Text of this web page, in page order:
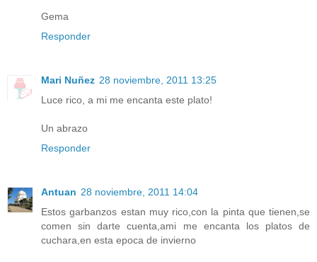
Gema
Responder
Mari Nuñez 28 noviembre, 2011 13:25
Luce rico, a mi me encanta este plato!
Un abrazo
Responder
Antuan 28 noviembre, 2011 14:04
Estos garbanzos estan muy rico,con la pinta que tienen,se
comen sin darte cuenta,ami me encanta los platos de
cuchara,en esta epoca de invierno